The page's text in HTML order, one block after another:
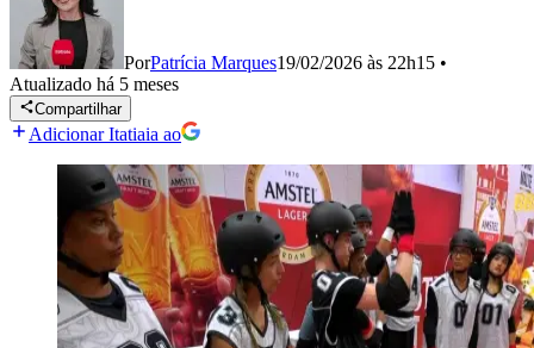
PorPatrícia Marques19/02/2026 às 22h15 •
Atualizado há 5 meses
Compartilhar
Adicionar Itatiaia ao